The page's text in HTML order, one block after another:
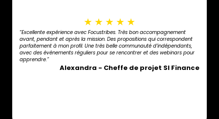
★ ★ ★ ★ ★
“Excellente expérience avec Focustribes. Très bon accompagnement
avant, pendant et après la mission. Des propositions qui correspondent
parfaitement à mon profil. Une très belle communauté d’indépendants,
avec des événements réguliers pour se rencontrer et des webinars pour
apprendre.”
Alexandra - Cheffe de projet SI Finance